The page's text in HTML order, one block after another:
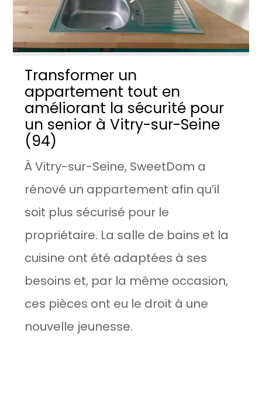
Transformer un
appartement tout en
améliorant la sécurité pour
un senior à Vitry-sur-Seine
(94)
À Vitry-sur-Seine, SweetDom a
rénové un appartement afin qu’il
soit plus sécurisé pour le
propriétaire. La salle de bains et la
cuisine ont été adaptées à ses
besoins et, par la même occasion,
ces pièces ont eu le droit à une
nouvelle jeunesse.